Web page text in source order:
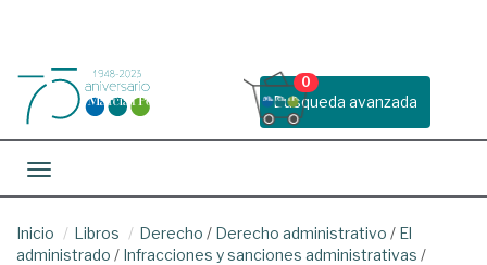
Busqueda avanzada
0
Toggle navigation
Inicio Libros Derecho / Derecho administrativo / El
administrado / Infracciones y sanciones administrativas /